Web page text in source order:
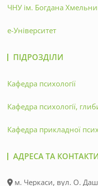
ЧНУ ім. Богдана
е-Університет
ПІДРОЗДІЛИ
Кафедра психології
Кафедра психології,
Кафедра прикладної
АДРЕСА ТА
м. Черкаси, вул. О.